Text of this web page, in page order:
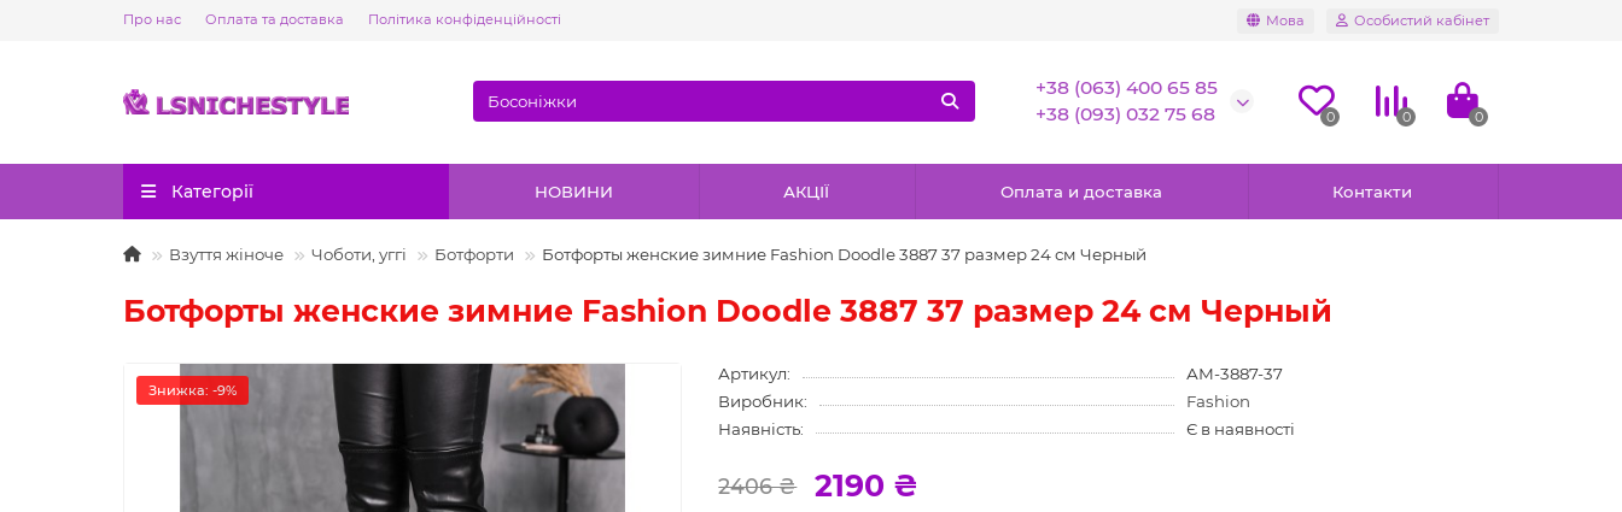
Про нас Оплата та доставка Політика конфіденційності Мова Особистий кабінет
+38 (063) 400 65 85
+38 (093) 032 75 68
0 0 0
Категорії НОВИНИ АКЦІЇ Оплата и доставка Контакти
Взуття жіноче Чоботи, уггі Ботфорти Ботфорты женские зимние Fashion Doodle 3887 37 размер 24 см Черный
Ботфорты женские зимние Fashion Doodle 3887 37 размер 24 см Черный
Знижка: -9%
Артикул:
АМ-3887-37
Виробник:
Fashion
Наявність:
Є в наявності
2406 ₴ 2190 ₴